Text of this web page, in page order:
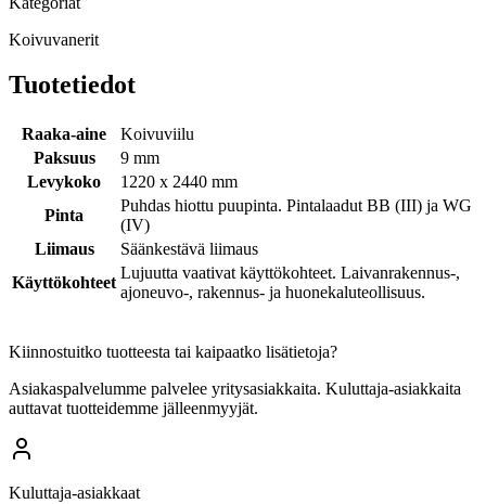
Koivuvanerit
Tuotetiedot
Raaka-aine
Koivuviilu
Paksuus
9 mm
Levykoko
1220 x 2440 mm
Pinta
Puhdas hiottu puupinta. Pintalaadut BB (III) ja WG
(IV)
Liimaus
Säänkestävä liimaus
Käyttökohteet
Lujuutta vaativat käyttökohteet. Laivanrakennus-,
ajoneuvo-, rakennus- ja huonekaluteollisuus.
Kiinnostuitko tuotteesta tai kaipaatko lisätietoja?
Asiakaspalvelumme palvelee yritysasiakkaita. Kuluttaja-asiakkaita
auttavat tuotteidemme jälleenmyyjät.
Kuluttaja-asiakkaat